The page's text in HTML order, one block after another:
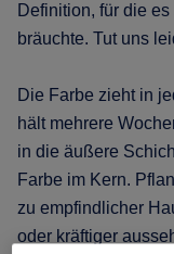
Definition, für die
bräuchte. Tut uns
Die Farbe zieht in
hält mehrere
in die äußere
Farbe im Kern.
zu empfindlicher
oder kräftiger